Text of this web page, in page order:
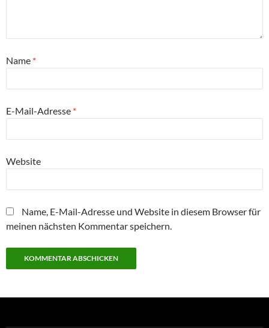
Name *
E-Mail-Adresse *
Website
Name, E-Mail-Adresse und Website in diesem Browser für
meinen nächsten Kommentar speichern.